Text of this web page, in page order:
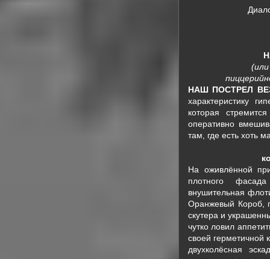
НАШ ПОСТРЕЛ
характеристику
которая
оперативно
там, где есть хоть
На оживлённой
плотного
внушительная
Оранжевый Короб,
скутера и
чутко ловил
своей герметичной
двухколёсная